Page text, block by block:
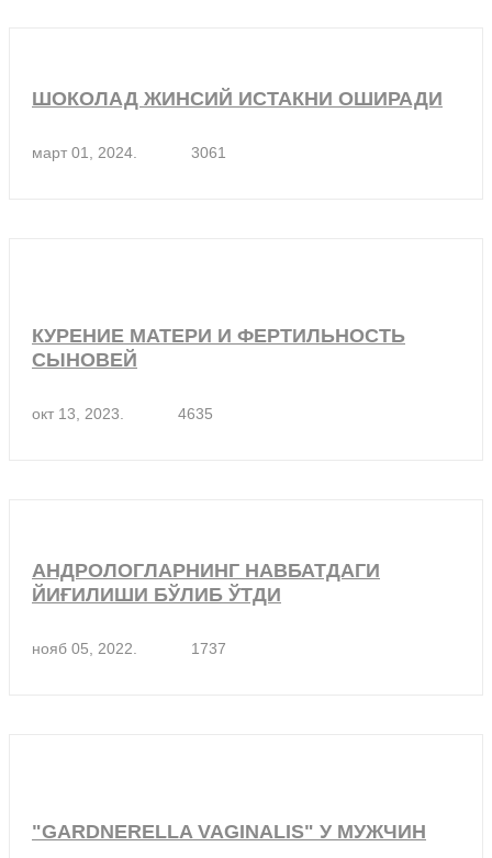
ШОКОЛАД ЖИНСИЙ ИСТАКНИ ОШИРАДИ
март 01, 2024. 3061
КУРЕНИЕ МАТЕРИ И ФЕРТИЛЬНОСТЬ
СЫНОВЕЙ
окт 13, 2023. 4635
АНДРОЛОГЛАРНИНГ НАВБАТДАГИ
ЙИҒИЛИШИ БЎЛИБ ЎТДИ
нояб 05, 2022. 1737
"GARDNERELLA VAGINALIS" У МУЖЧИН